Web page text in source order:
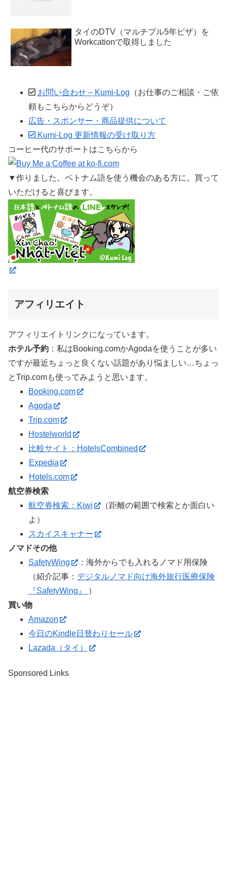
タイのDTV（マルチプル5年ビザ）を
Workcationで取得しました
お問い合わせ – Kumi-Log （お仕事のご相談・ご依
頼もこちらからどうぞ）
広告・スポンサー・商品提供について
Kumi-Log 更新情報の受け取り方
コーヒー代のサポートはこちらから
▼作りました。ベトナム語を使う機会のある方に。買って
いただけると喜びます。
アフィリエイト
アフィリエイトリンクになっています。
ホテル予約 ：私はBooking.comかAgodaを使うことが多い
ですが最近ちょっと良くない話題があり悩ましい…ちょっ
とTrip.comも使ってみようと思います。
Booking.com
Agoda
Trip.com
Hostelworld
比較サイト：HotelsCombined
Expedia
Hotels.com
航空券検索
航空券検索：Kiwi
（距離の範囲で検索とか面白い
よ）
スカイスキャナー
ノマドその他
SafetyWing
：海外からでも入れるノマド用保険
（紹介記事： デジタルノマド向け海外旅行医療保険
『SafetyWing』
）
買い物
Amazon
今日のKindle日替わりセール
Lazada（タイ）
Sponsored Links